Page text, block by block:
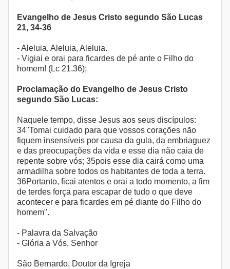
Evangelho de Jesus Cristo segundo São Lucas
21, 34-36
- Aleluia, Aleluia, Aleluia.
- Vigiai e orai para ficardes de pé ante o Filho do
homem! (Lc 21,36);
Proclamação do Evangelho de Jesus Cristo
segundo São Lucas:
Naquele tempo, disse Jesus aos seus discípulos:
34"Tomai cuidado para que vossos corações não
fiquem insensíveis por causa da gula, da embriaguez
e das preocupações da vida e esse dia não caia de
repente sobre vós; 35pois esse dia cairá como uma
armadilha sobre todos os habitantes de toda a terra.
36Portanto, ficai atentos e orai a todo momento, a fim
de terdes força para escapar de tudo o que deve
acontecer e para ficardes em pé diante do Filho do
homem".
- Palavra da Salvação
- Glória a Vós, Senhor
São Bernardo, Doutor da Igreja